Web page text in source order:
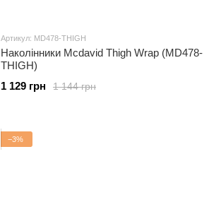
Артикул: MD478-THIGH
Наколінники Mcdavid Thigh Wrap (MD478-
THIGH)
1 144 грн
1 129 грн
−3%